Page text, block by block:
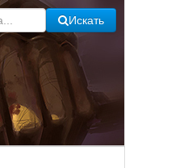
Искать